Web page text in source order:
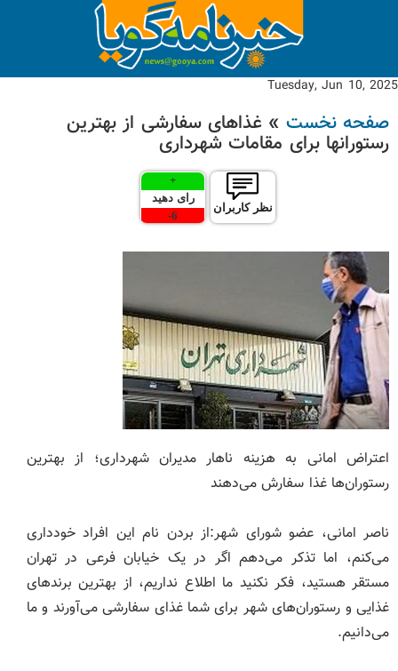
Tuesday, Jun 10, 2025
صفحه نخست » غذاهای سفارشی از بهترین
رستورانها برای مقامات شهرداری
نظر کاربران
+
رای دهید
6
-
اعتراض امانی به هزینه ناهار مدیران شهرداری؛ از بهترین
رستوران‌ها غذا سفارش می‌دهند
ناصر امانی، عضو شورای شهر:از بردن نام این افراد خودداری
می‌کنم، اما تذکر می‌دهم اگر در یک خیابان فرعی در تهران
مستقر هستید، فکر نکنید ما اطلاع نداریم، از بهترین برندهای
غذایی و رستوران‌های شهر برای شما غذای سفارشی می‌آورند و ما
می‌دانیم.